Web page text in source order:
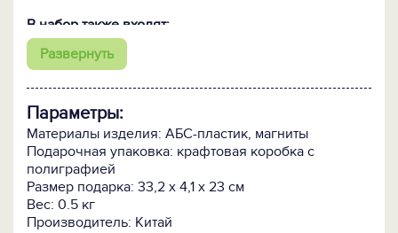
В набор также входят:
3 разноцветных магнитных шарика
для обозначения текущей даты, дня недели и
фурнитура для крепления к стене.
ПОСМОТРИТЕ вечный календарь "Ошибиться
невозможно" >>
Развернуть
Параметры:
Материалы изделия: АБС-пластик, магниты
Подарочная упаковка: крафтовая коробка с
полиграфией
Размер подарка: 33,2 x 4,1 x 23 см
Вес: 0.5 кг
Производитель: Китай